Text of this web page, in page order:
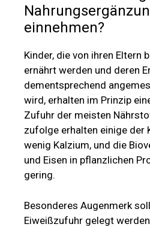
einnehmen?
Kinder, die von ihren Eltern
ernährt werden und deren
dementsprechend
wird, erhalten im Prinzip
Zufuhr der meisten
zufolge erhalten einige der
wenig Kalzium, und die
und Eisen in pflanzlichen
gering.
Besonderes Augenmerk
Eiweißzufuhr gelegt